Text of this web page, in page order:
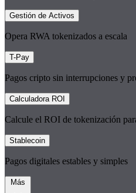
Gestión de Activos
Opera RWA tokenizados a escala
T-Pay
Pagos cripto sin interrupciones y
Calculadora ROI
Calcule el ROI de tokenización
Stablecoin
Pagos digitales estables y simples
Más